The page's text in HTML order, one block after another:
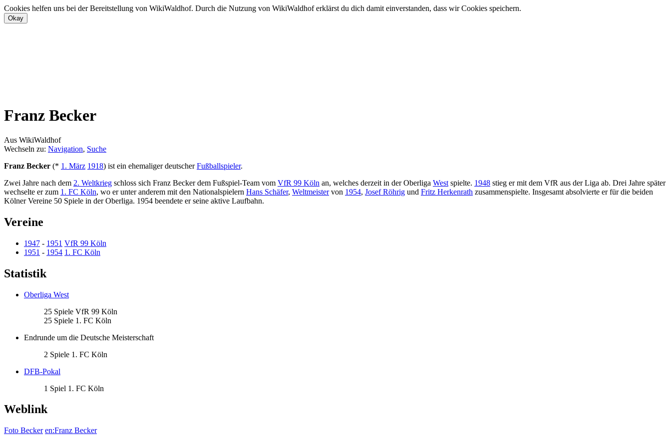
Cookies helfen uns bei der Bereitstellung von WikiWaldhof. Durch die Nutzung von WikiWaldhof erklärst du dich damit einverstanden, dass wir Cookies speichern.
Franz Becker
Aus WikiWaldhof
Wechseln zu: Navigation, Suche
Franz Becker (* 1. März 1918) ist ein ehemaliger deutscherFußballspieler.
Zwei Jahre nach dem 2. Weltkrieg schloss sich Franz Becker dem Fußspiel-Team vom VfR 99 Köln an, welches derzeit in der Oberliga West spielte. 1948 stieg er mit dem VfR aus der Liga ab. Drei Jahre später
wechselte er zum 1. FC Köln, wo er unter anderem mit den Nationalspielern Hans Schäfer, Weltmeistervon 1954, Josef Röhrig und Fritz Herkenrath zusammenspielte. Insgesamt absolvierte er für die beiden
Kölner Vereine 50 Spiele in der Oberliga. 1954 beendete er seine aktive Laufbahn.
Vereine
1947 - 1951 VfR 99 Köln
1951 - 1954 1. FC Köln
Statistik
Oberliga West
25 Spiele VfR 99 Köln
25 Spiele 1. FC Köln
Endrunde um die Deutsche Meisterschaft
2 Spiele 1. FC Köln
DFB-Pokal
1 Spiel 1. FC Köln
Weblink
Foto Becker en:Franz Becker